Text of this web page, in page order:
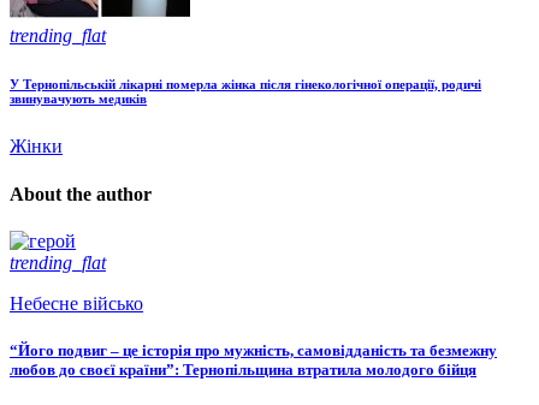
trending_flat
У Тернопільській лікарні померла жінка після гінекологічної операції, родичі
звинувачують медиків
Жінки
About the author
trending_flat
Небесне військо
“Його подвиг – це історія про мужність, самовідданість та безмежну
любов до своєї країни”: Тернопільщина втратила молодого бійця